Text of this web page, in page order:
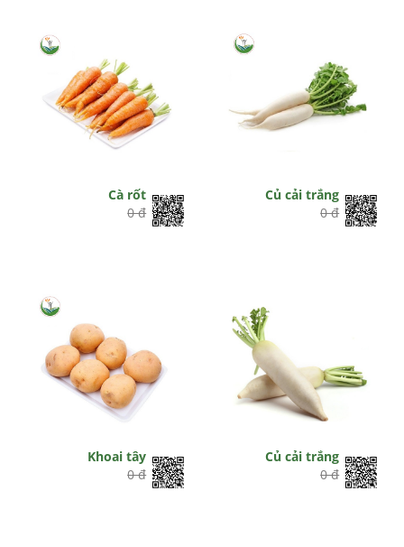
Cà rốt
0 đ
Củ cải trắng
0 đ
Khoai tây
0 đ
Củ cải trắng
0 đ